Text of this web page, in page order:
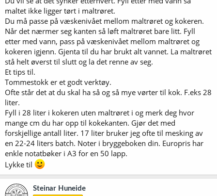
maltet ikke ligger tørt i maltrøret.
Du må passe på væskenivået mellom maltrøret og kokeren.
Når det nærmer seg kanten så løft maltrøret bare litt. Fyll
etter med vann, pass på væskenivået mellom maltrøret og
kokeren igjenn. Gjenta til du har brukt alt vannet. La maltrøret
stå helt øverst til slutt og la det renne av seg.
Et tips til.
Tommestokk er et godt verktøy.
Ofte står det at du skal ha så og så mye vørter til kok. F.eks 28
liter.
Fyll i 28 liter i kokeren uten maltrøret i og merk deg hvor
mange cm du har opp til kokekanten. Gjør det med
forskjellige antall liter. 17 liter bruker jeg ofte til mesking av
en 22-24 liters batch. Noter i bryggeboken din. Europris har
enkle notatbøker i A3 for en 50 lapp.
Lykke til
Steinar Huneide